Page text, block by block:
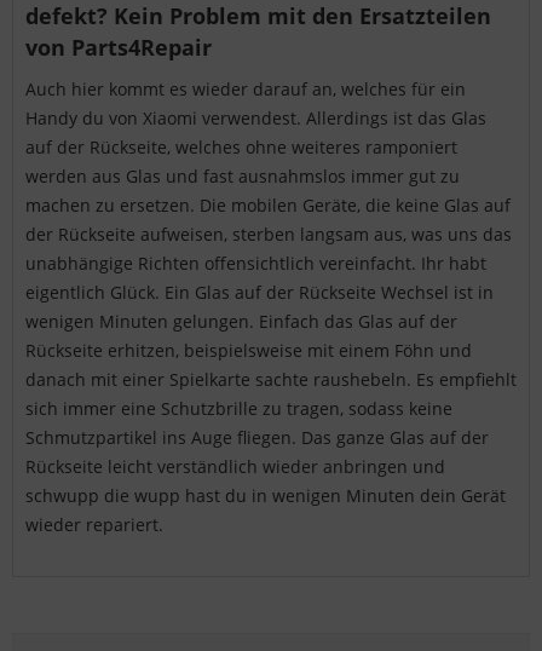
defekt? Kein Problem mit den Ersatzteilen
von Parts4Repair
Auch hier kommt es wieder darauf an, welches für ein
Handy du von Xiaomi verwendest. Allerdings ist das Glas
auf der Rückseite, welches ohne weiteres ramponiert
werden aus Glas und fast ausnahmslos immer gut zu
machen zu ersetzen. Die mobilen Geräte, die keine Glas auf
der Rückseite aufweisen, sterben langsam aus, was uns das
unabhängige Richten offensichtlich vereinfacht. Ihr habt
eigentlich Glück. Ein Glas auf der Rückseite Wechsel ist in
wenigen Minuten gelungen. Einfach das Glas auf der
Rückseite erhitzen, beispielsweise mit einem Föhn und
danach mit einer Spielkarte sachte raushebeln. Es empfiehlt
sich immer eine Schutzbrille zu tragen, sodass keine
Schmutzpartikel ins Auge fliegen. Das ganze Glas auf der
Rückseite leicht verständlich wieder anbringen und
schwupp die wupp hast du in wenigen Minuten dein Gerät
wieder repariert.